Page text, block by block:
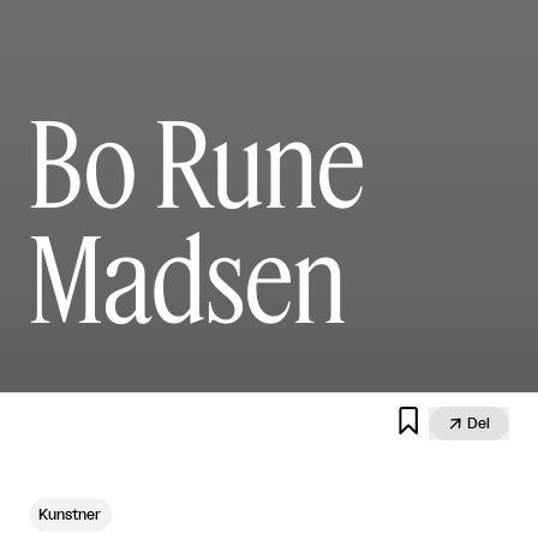
Bo Rune
Madsen
  Del
Kunstner